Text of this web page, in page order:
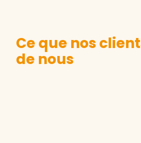
Ce que nos
de nous